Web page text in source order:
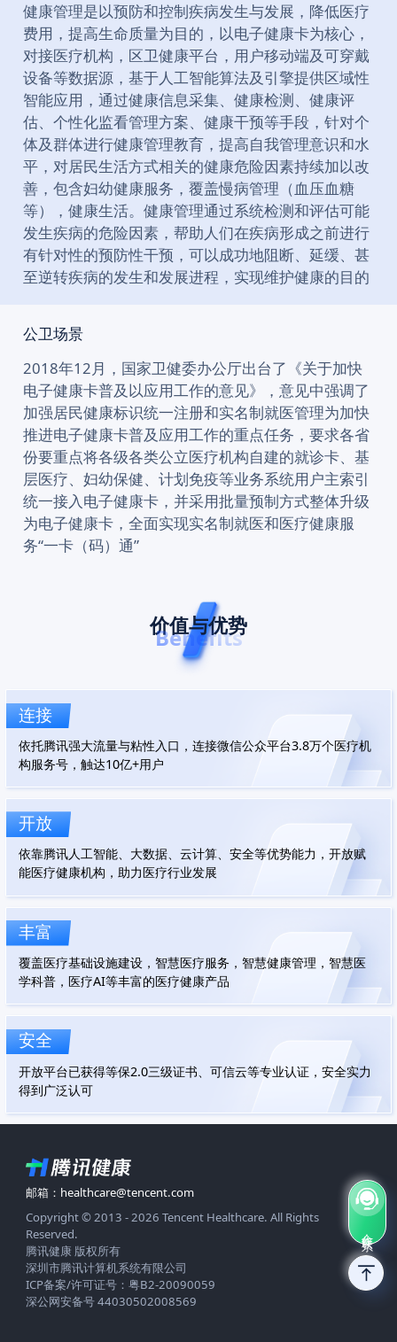
健康管理是以预防和控制疾病发生与发展，降低医疗
费用，提高生命质量为目的，以电子健康卡为核心，
对接医疗机构，区卫健康平台，用户移动端及可穿戴
设备等数据源，基于人工智能算法及引擎提供区域性
智能应用，通过健康信息采集、健康检测、健康评
估、个性化监看管理方案、健康干预等手段，针对个
体及群体进行健康管理教育，提高自我管理意识和水
平，对居民生活方式相关的健康危险因素持续加以改
善，包含妇幼健康服务，覆盖慢病管理（血压血糖
等），健康生活。健康管理通过系统检测和评估可能
发生疾病的危险因素，帮助人们在疾病形成之前进行
有针对性的预防性干预，可以成功地阻断、延缓、甚
至逆转疾病的发生和发展进程，实现维护健康的目的
公卫场景
2018年12月，国家卫健委办公厅出台了《关于加快
电子健康卡普及以应用工作的意见》，意见中强调了
加强居民健康标识统一注册和实名制就医管理为加快
推进电子健康卡普及应用工作的重点任务，要求各省
份要重点将各级各类公立医疗机构自建的就诊卡、基
层医疗、妇幼保健、计划免疫等业务系统用户主索引
统一接入电子健康卡，并采用批量预制方式整体升级
为电子健康卡，全面实现实名制就医和医疗健康服
务“一卡（码）通”
价值与优势
Benefits
连接
依托腾讯强大流量与粘性入口，连接微信公众平台3.8万个医疗机
构服务号，触达10亿+用户
开放
依靠腾讯人工智能、大数据、云计算、安全等优势能力，开放赋
能医疗健康机构，助力医疗行业发展
丰富
覆盖医疗基础设施建设，智慧医疗服务，智慧健康管理，智慧医
学科普，医疗AI等丰富的医疗健康产品
安全
开放平台已获得等保2.0三级证书、可信云等专业认证，安全实力
得到广泛认可
邮箱：healthcare@tencent.com
Copyright © 2013 - 2026 Tencent Healthcare. All Rights
Reserved.
腾讯健康 版权所有
深圳市腾讯计算机系统有限公司
ICP备案/许可证号：粤B2-20090059
深公网安备号 44030502008569